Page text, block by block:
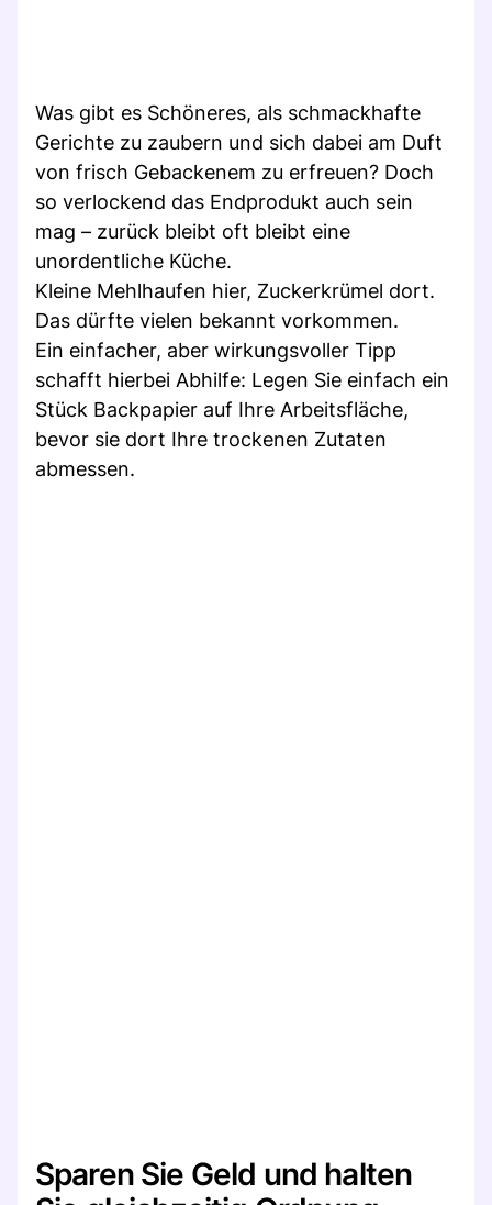
Was gibt es Schöneres, als schmackhafte
Gerichte zu zaubern und sich dabei am Duft
von frisch Gebackenem zu erfreuen? Doch
so verlockend das Endprodukt auch sein
mag – zurück bleibt oft bleibt eine
unordentliche Küche.
Kleine Mehlhaufen hier, Zuckerkrümel dort.
Das dürfte vielen bekannt vorkommen.
Ein einfacher, aber wirkungsvoller Tipp
schafft hierbei Abhilfe: Legen Sie einfach ein
Stück Backpapier auf Ihre Arbeitsfläche,
bevor sie dort Ihre trockenen Zutaten
abmessen.
Sparen Sie Geld und halten